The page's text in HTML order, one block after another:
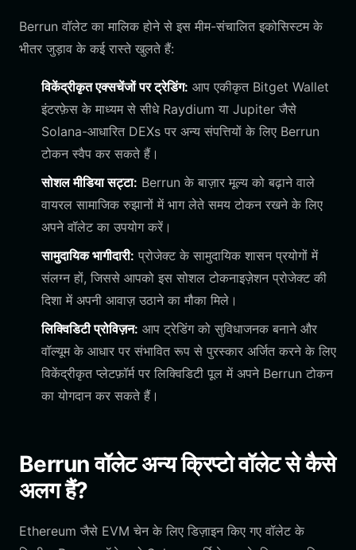
Berrun वॉलेट का मालिक होने से इस मीम-संचालित इकोसिस्टम के
भीतर जुड़ाव के कई रास्ते खुलते हैं:
विकेंद्रीकृत एक्सचेंजों पर ट्रेडिंग: आप एकीकृत Bitget Wallet
इंटरफ़ेस के माध्यम से सीधे Raydium या Jupiter जैसे
Solana-आधारित DEXs पर अन्य संपत्तियों के लिए Berrun
टोकन स्वैप कर सकते हैं।
सोशल मीडिया सट्टा: Berrun के बाज़ार मूल्य को बढ़ाने वाले
वायरल सामाजिक रुझानों में भाग लेते समय टोकन रखने के लिए
अपने वॉलेट का उपयोग करें।
सामुदायिक भागीदारी: प्रोजेक्ट के सामुदायिक शासन प्रयोगों में
संलग्न हों, जिससे आपको इस सोशल टोकनाइज़ेशन प्रोजेक्ट की
दिशा में अपनी आवाज़ उठाने का मौका मिले।
लिक्विडिटी प्रोविज़न: आप ट्रेडिंग को सुविधाजनक बनाने और
वॉल्यूम के आधार पर संभावित रूप से पुरस्कार अर्जित करने के लिए
विकेंद्रीकृत प्लेटफ़ॉर्म पर लिक्विडिटी पूल में अपने Berrun टोकन
का योगदान कर सकते हैं।
Berrun वॉलेट अन्य क्रिप्टो वॉलेट से कैसे
अलग हैं?
Ethereum जैसे EVM चेन के लिए डिज़ाइन किए गए वॉलेट के